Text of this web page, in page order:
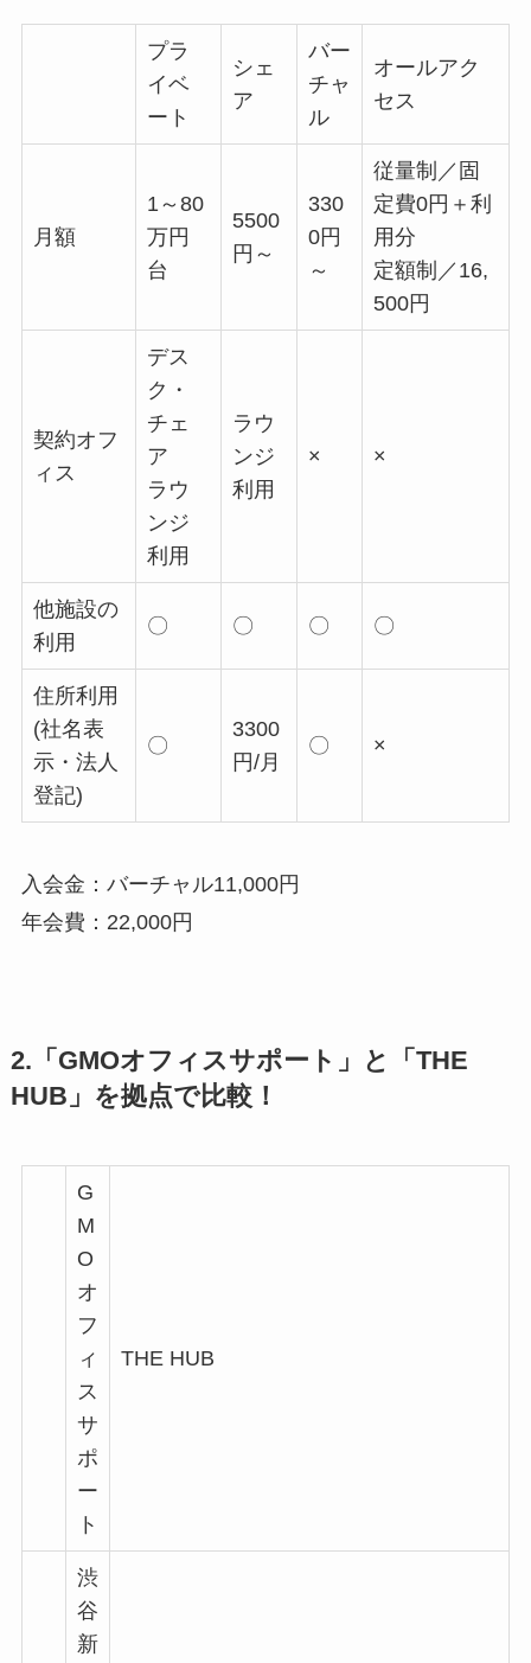
プラ
イベ
ート
シェ
ア
バー
チャ
ル
オールアク
セス
月額
1～80
万円
台
5500
円～
330
0円
～
従量制／固
定費0円＋利
用分
定額制／16,
500円
契約オフ
ィス
デス
ク・
チェ
ア
ラウ
ンジ
利用
ラウ
ンジ
利用
× ×
他施設の
利用
〇 〇 〇 〇
住所利用
(社名表
示・法人
登記)
〇
3300
円/月
〇 ×
入会金：バーチャル11,000円
年会費：22,000円
2.「GMOオフィスサポート」と「THE
HUB」を拠点で比較！
G
M
O
オ
フ
ィ
ス
サ
ポ
ー
ト
THE HUB
渋
谷
新